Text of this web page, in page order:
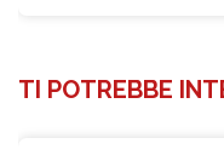
TI POTREBBE